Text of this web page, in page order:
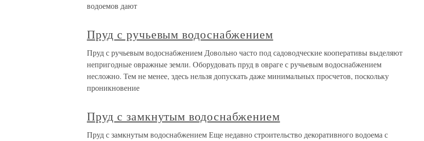
водоемов дают
Пруд с ручьевым водоснабжением
Пруд с ручьевым водоснабжением Довольно часто под садоводческие кооперативы выделяют
непригодные овражные земли. Оборудовать пруд в овраге с ручьевым водоснабжением
несложно. Тем не менее, здесь нельзя допускать даже минимальных просчетов, поскольку
проникновение
Пруд с замкнутым водоснабжением
Пруд с замкнутым водоснабжением Еще недавно строительство декоративного водоема с